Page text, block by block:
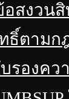
อสงวนสิ
ธิ์ตามก
รองคว